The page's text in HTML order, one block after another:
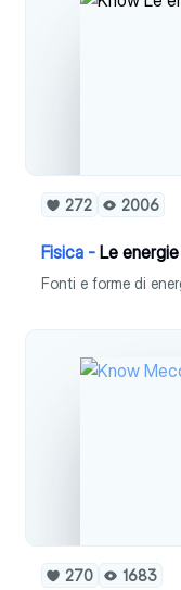
272 2006
Fisica - Le energie
270 1683